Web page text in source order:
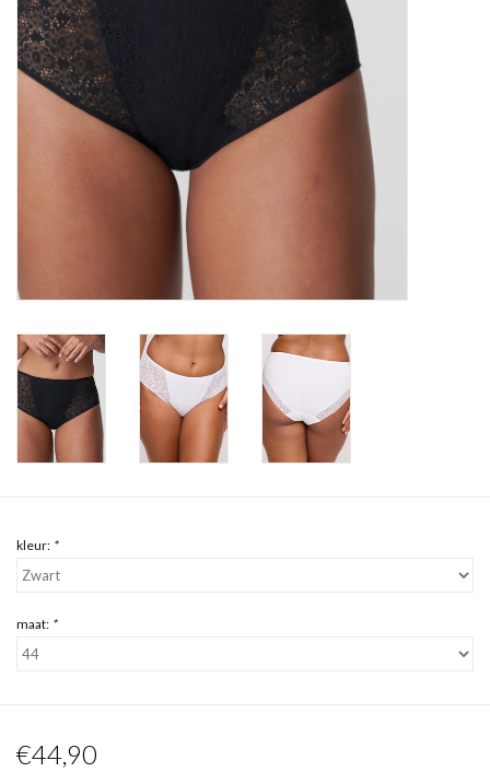
Lingerie-accessoires
Cartes-cadeaux
kleur: *
maat: *
€44,90